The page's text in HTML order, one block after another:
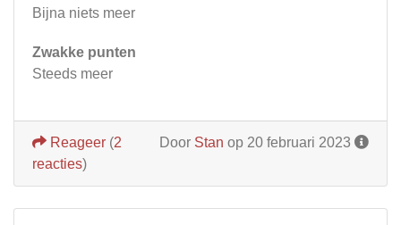
Bijna niets meer
Zwakke punten
Steeds meer
Door Stan op 20 februari 2023
Reageer (2
reacties)